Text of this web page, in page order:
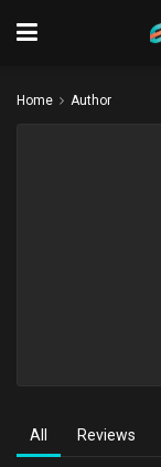
Home Author
All Reviews